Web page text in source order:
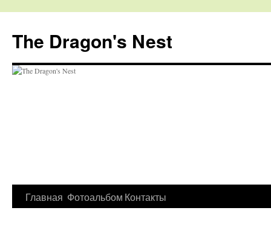
The Dragon's Nest
Перейти
Главная Фотоальбом Контакты